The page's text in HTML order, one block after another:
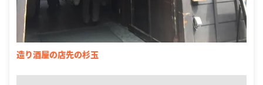
造り酒屋の店先の杉玉